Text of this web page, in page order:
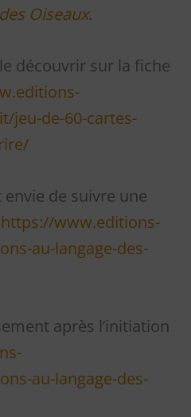
Oiseaux.
découvrir sur la fiche
jeu-de-60-cartes-
de suivre une
https://www.editions-
au-langage-des-
après l’initiation
au-langage-des-